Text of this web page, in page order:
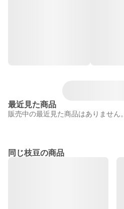
最近見た商品
販売中の最近見た商品はありません。
同じ枝豆の商品